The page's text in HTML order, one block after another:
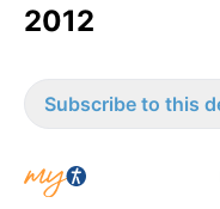
2012
Subscribe to this